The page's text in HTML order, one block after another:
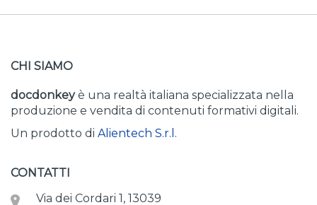
CHI SIAMO
docdonkeyè una realtà italiana specializzata nella
produzione e vendita di contenuti formativi digitali.
Un prodotto di Alientech S.r.l.
CONTATTI
Via dei Cordari 1, 13039